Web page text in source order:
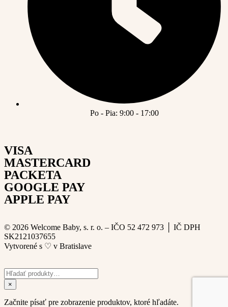
Po - Pia: 9:00 - 17:00
VISA
MASTERCARD
PACKETA
GOOGLE PAY
APPLE PAY
© 2026 Welcome Baby, s. r. o. – IČO 52 472 973 │ IČ DPH
SK2121037655
Vytvorené s ♡ v Bratislave
×
Začnite písať pre zobrazenie produktov, ktoré hľadáte.